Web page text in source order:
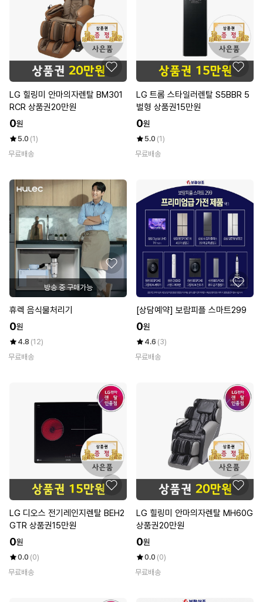
LG 힐링미 안마의자렌탈 BM301
RCR 상품권20만원
0원
5.0 (1)
무료배송
LG 트롬 스타일러렌탈 S5BBR 5
벌형 상품권15만원
0원
5.0 (1)
무료배송
방송 중 구매가능
휴렉 음식물처리기
0원
4.8 (12)
무료배송
[상담예약] 보람피플 스마트299
0원
4.6 (3)
무료배송
LG 디오스 전기레인지렌탈 BEH2
GTR 상품권15만원
0원
0.0 (0)
무료배송
LG 힐링미 안마의자렌탈 MH60G
상품권20만원
0원
0.0 (0)
무료배송